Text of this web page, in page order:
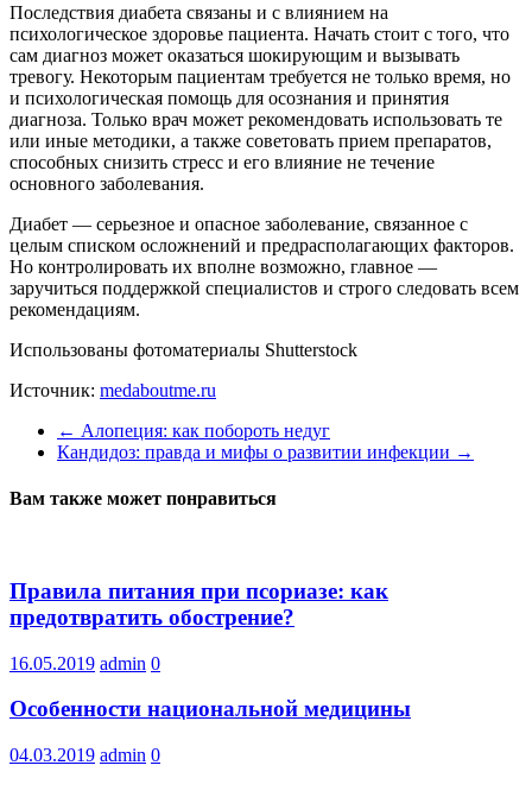
Последствия диабета связаны и с влиянием на
психологическое здоровье пациента. Начать стоит с того, что
сам диагноз может оказаться шокирующим и вызывать
тревогу. Некоторым пациентам требуется не только время, но
и психологическая помощь для осознания и принятия
диагноза. Только врач может рекомендовать использовать те
или иные методики, а также советовать прием препаратов,
способных снизить стресс и его влияние не течение
основного заболевания.
Диабет — серьезное и опасное заболевание, связанное с
целым списком осложнений и предрасполагающих факторов.
Но контролировать их вполне возможно, главное —
заручиться поддержкой специалистов и строго следовать всем
рекомендациям.
Использованы фотоматериалы Shutterstock
Источник: medaboutme.ru
← Алопеция: как побороть недуг
Кандидоз: правда и мифы о развитии инфекции →
Вам также может понравиться
Правила питания при псориазе: как
предотвратить обострение?
16.05.2019 admin 0
Особенности национальной медицины
04.03.2019 admin 0